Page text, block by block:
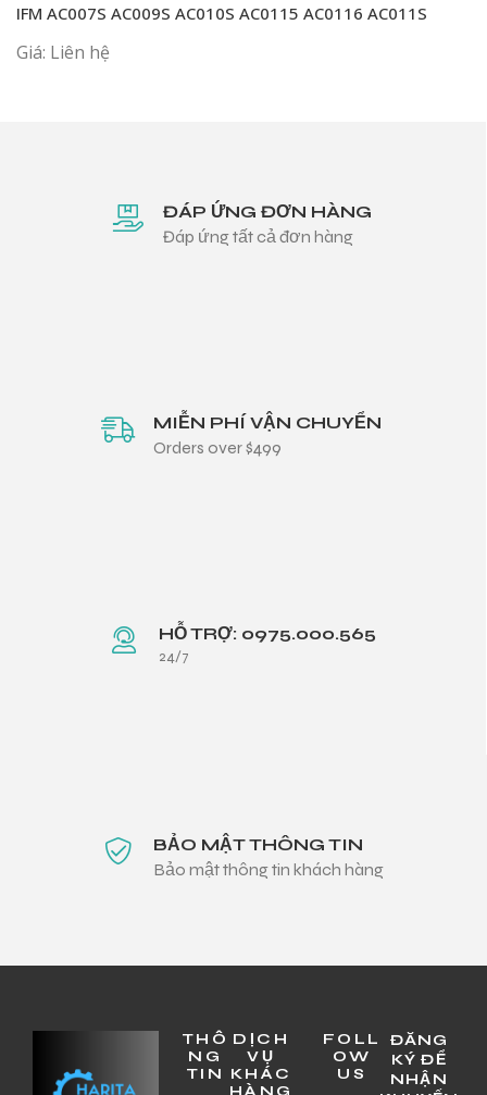
IFM AC007S AC009S AC010S AC0115 AC0116 AC011S
Giá: Liên hệ
ĐÁP ỨNG ĐƠN HÀNG
Đáp ứng tất cả đơn hàng
MIỄN PHÍ VẬN CHUYỂN
Orders over $499
HỖ TRỢ: 0975.000.565
24/7
BẢO MẬT THÔNG TIN
Bảo mật thông tin khách hàng
THÔ
NG
TIN
DỊCH
VỤ
KHÁC
HÀNG
FOLL
OW
US
ĐĂNG
KÝ ĐỂ
NHẬN